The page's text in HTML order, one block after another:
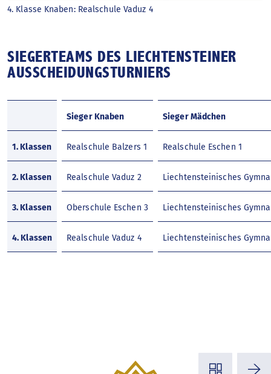
4. Klasse Knaben: Realschule Vaduz 4
SIEGERTEAMS DES LIECHTENSTEINER
AUSSCHEIDUNGSTURNIERS
Sieger Knaben Sieger Mädchen
1. Klassen Realschule Balzers 1 Realschule Eschen 1
2. Klassen Realschule Vaduz 2 Liechtensteinisches
3. Klassen Oberschule Eschen 3 Liechtensteinisches
4. Klassen Realschule Vaduz 4 Liechtensteinisches
⭢
◳